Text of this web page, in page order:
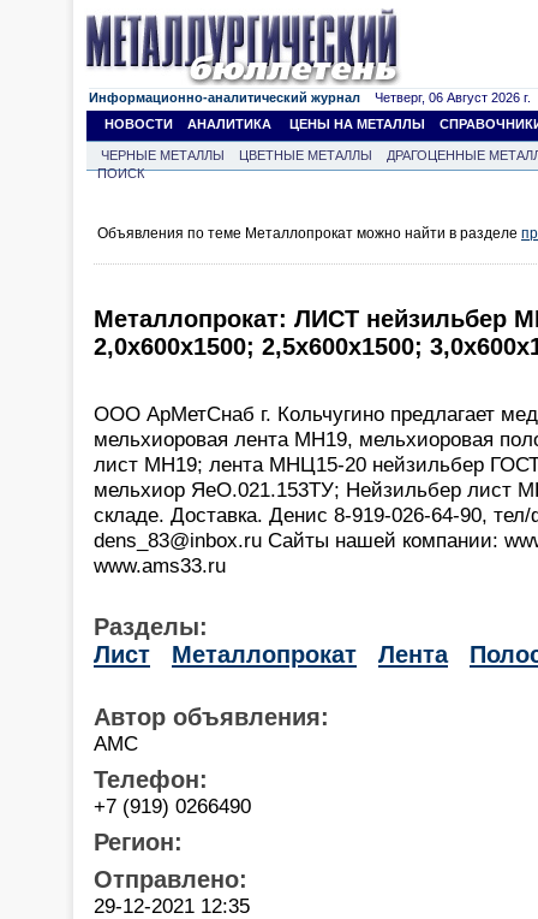
Информационно-аналитический журнал Четверг, 06 Август 2026 г.
НОВОСТИ
АНАЛИТИКА ЦЕНЫ НА МЕТАЛЛЫ
ЧЕРНЫЕ МЕТАЛЛЫ ЦВЕТНЫЕ МЕТАЛЛЫ
ДРАГОЦЕННЫЕ
ПОИСК
Объявления по теме Металлопрокат можно найти в разделе
Металлопрокат: ЛИСТ нейзильбер
2,0х600х1500; 2,5х600х1500;
ООО АрМетСнаб г. Кольчугино предлагает
мельхиоровая лента МН19, мельхиоровая
лист МН19; лента МНЦ15-20 нейзильбер
мельхиор ЯеО.021.153ТУ; Нейзильбер лист
складе. Доставка. Денис 8-919-026-64-90,
dens_83@inbox.ru Сайты нашей компании:
www.ams33.ru
Разделы:
Лист
Металлопрокат Лента
Автор объявления:
АМС
Телефон:
+7 (919) 0266490
Регион:
Отправлено:
29-12-2021 12:35